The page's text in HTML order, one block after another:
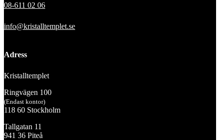
08-611 02 06
info@kristalltemplet.se
Adress
Kristalltemplet
Ringvägen 100
(Endast kontor)
118 60 Stockholm
Tallgatan 11
941 36 Piteå